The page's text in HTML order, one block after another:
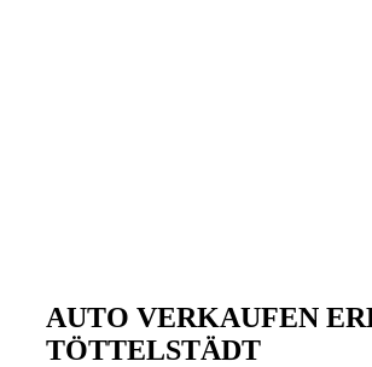
AUTO VERKAUFEN
TÖTTELSTÄDT